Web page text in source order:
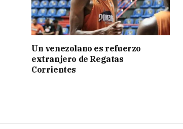
Un venezolano es refuerzo
extranjero de Regatas
Corrientes